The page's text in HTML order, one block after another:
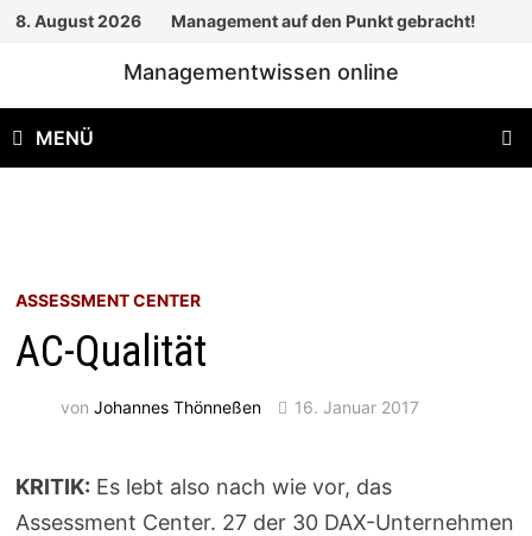
Zum
8. August 2026 Management auf den Punkt gebracht!
Managementwissen online
MENÜ
ASSESSMENT CENTER
AC-Qualität
vonJohannes Thönneßen 16. Januar 2017
KRITIK: Es lebt also nach wie vor, das
Assessment Center. 27 der 30 DAX-Unternehmen